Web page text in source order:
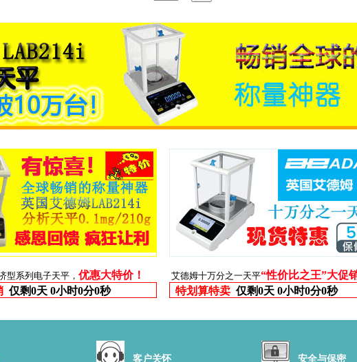
型系列电子天平， 优惠大特价！
仅剩0天 0小时0分0秒
艾德姆十万分之一天平“性价比之王”大促
特划算特卖 仅剩0天 0小时0分0秒
客户关怀 安全与保密